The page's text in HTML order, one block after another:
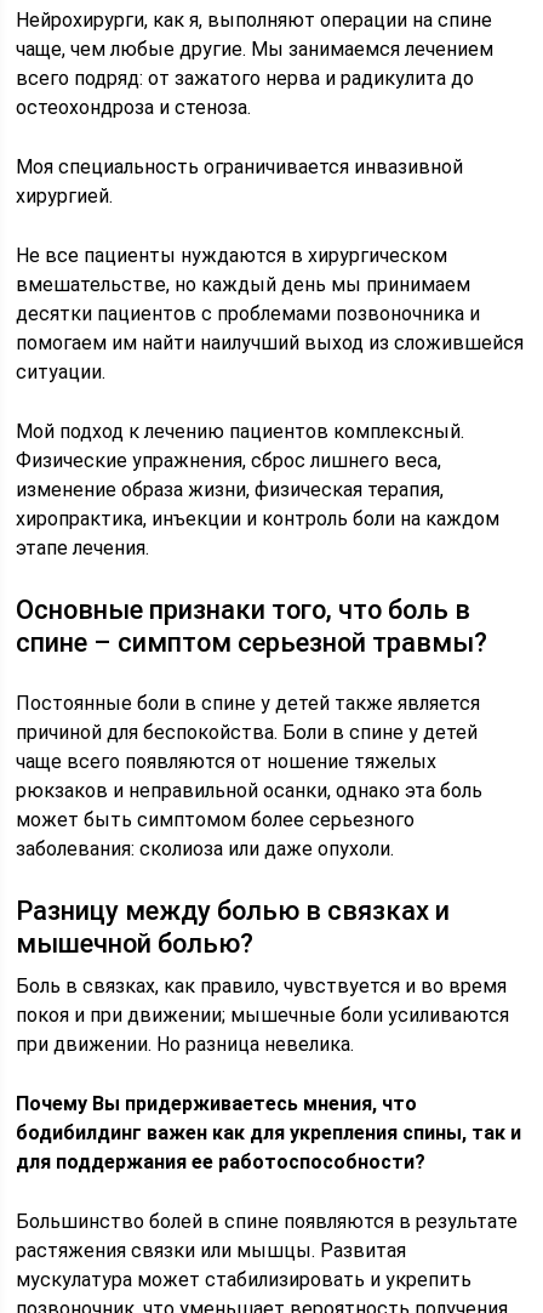
Нейрохирурги, как я, выполняют операции на спине
чаще, чем любые другие. Мы занимаемся лечением
всего подряд: от зажатого нерва и радикулита до
остеохондроза и стеноза.
Моя специальность ограничивается инвазивной
хирургией.
Не все пациенты нуждаются в хирургическом
вмешательстве, но каждый день мы принимаем
десятки пациентов с проблемами позвоночника и
помогаем им найти наилучший выход из сложившейся
ситуации.
Мой подход к лечению пациентов комплексный.
Физические упражнения, сброс лишнего веса,
изменение образа жизни, физическая терапия,
хиропрактика, инъекции и контроль боли на каждом
этапе лечения.
Основные признаки того, что боль в
спине – симптом серьезной травмы?
Постоянные боли в спине у детей также является
причиной для беспокойства. Боли в спине у детей
чаще всего появляются от ношение тяжелых
рюкзаков и неправильной осанки, однако эта боль
может быть симптомом более серьезного
заболевания: сколиоза или даже опухоли.
Разницу между болью в связках и
мышечной болью?
Боль в связках, как правило, чувствуется и во время
покоя и при движении; мышечные боли усиливаются
при движении. Но разница невелика.
Почему Вы придерживаетесь мнения, что
бодибилдинг важен как для укрепления спины, так и
для поддержания ее работоспособности?
Большинство болей в спине появляются в результате
растяжения связки или мышцы. Развитая
мускулатура может стабилизировать и укрепить